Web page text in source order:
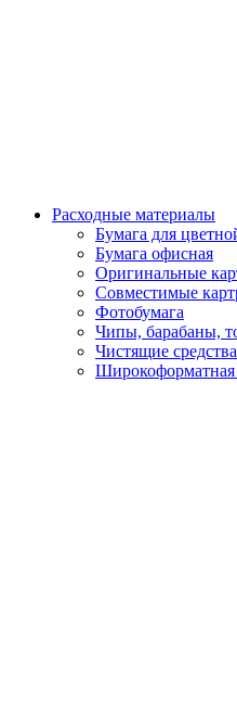
Расходные материалы
Бумага для
Бумага офисная
Оригинальные
Совместимые
Фотобумага
Чипы, барабаны,
Чистящие средства
Широкоформатная